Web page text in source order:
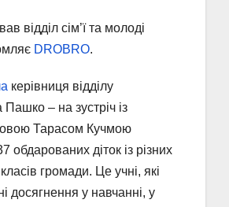
відділ сім’ї та молоді
DROBRO.
керівниця відділу
– на зустріч із
Тарасом Кучмою
обдарованих діток із різних
громади. Це учні, які
досягнення у навчанні, у